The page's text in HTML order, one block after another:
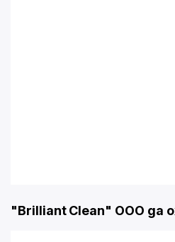
"Brilliant Clean" OOO ga